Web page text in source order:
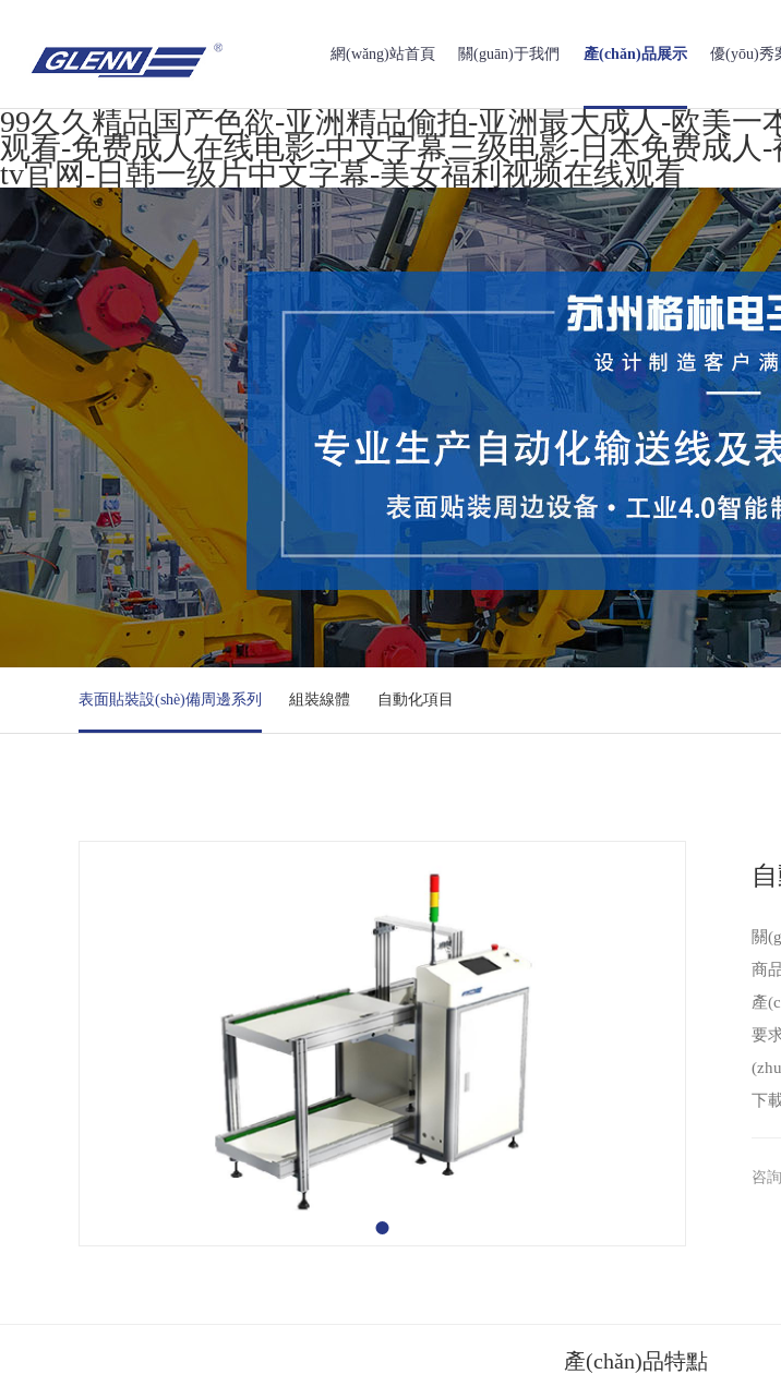
99久久精品国产色欲-亚洲精品偷拍-亚洲最大成人-欧美
观看-免费成人在线电影-中文字幕三级电影-日本免费成
tv官网-日韩一级片中文字幕-美女福利视频在线观看
網(wǎng)站首頁 關(guān)于我們 產(chǎn)品展示 優(yōu)秀
表面貼裝設(shè)備周邊系列 組裝線體 自動化項目
關
商
產
要
下
咨
產(chǎn)品特點